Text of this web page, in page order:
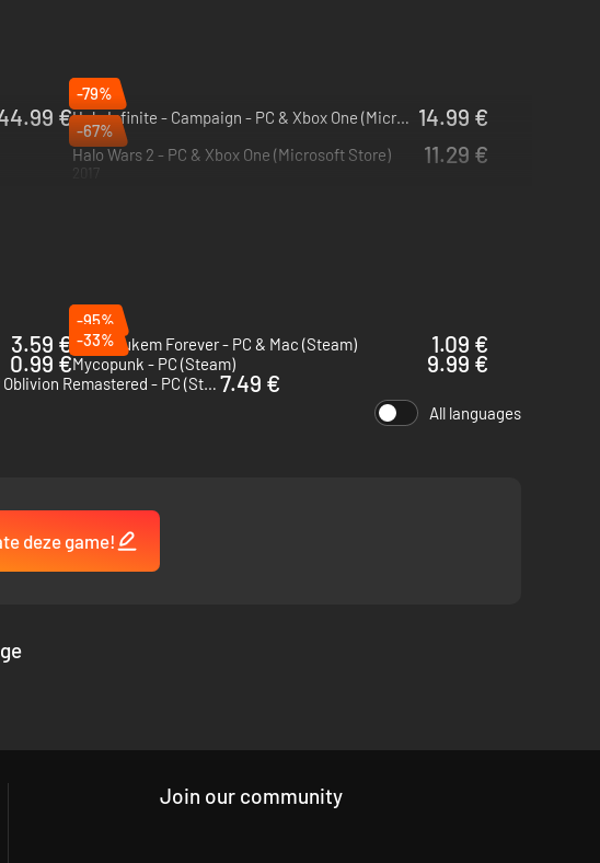
€
-79%
Halo Infinite - Campaign - PC & Xbox One (Microsoft Store)
2021
14.99 €
-67%
Halo Wars 2 - PC & Xbox One (Microsoft Store)
2017
11.29 €
3.59 €
-95%
Duke Nukem Forever - PC & Mac (Steam)
1.09 €
0.99 €
-33%
Mycopunk - PC (Steam)
9.99 €
Turok 3: Shadow of Oblivion Remastered - PC (Steam) 7.49 €
All languages
deze game!
Join our community